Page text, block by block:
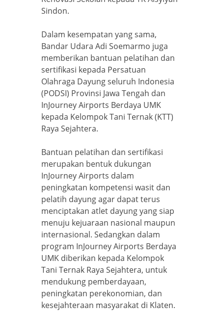
Sindon.
Dalam kesempatan yang sama,
Bandar Udara Adi Soemarmo juga
memberikan bantuan pelatihan dan
sertifikasi kepada Persatuan
Olahraga Dayung seluruh Indonesia
(PODSI) Provinsi Jawa Tengah dan
InJourney Airports Berdaya UMK
kepada Kelompok Tani Ternak (KTT)
Raya Sejahtera.
Bantuan pelatihan dan sertifikasi
merupakan bentuk dukungan
InJourney Airports dalam
peningkatan kompetensi wasit dan
pelatih dayung agar dapat terus
menciptakan atlet dayung yang siap
menuju kejuaraan nasional maupun
internasional. Sedangkan dalam
program InJourney Airports Berdaya
UMK diberikan kepada Kelompok
Tani Ternak Raya Sejahtera, untuk
mendukung pemberdayaan,
peningkatan perekonomian, dan
kesejahteraan masyarakat di Klaten.